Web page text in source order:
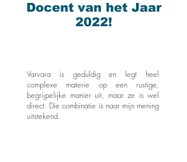
Docent van het Jaar
2022!
Varvara is geduldig en legt heel
complexe materie op een rustige,
begrijpelijke manier uit, maar ze is wel
direct. Die combinatie is naar mijn mening
uitstekend.